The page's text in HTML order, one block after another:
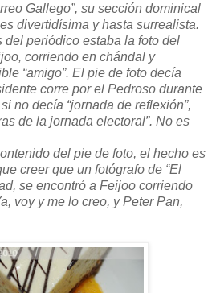
Gallego”, su sección dominical
divertidísima y hasta surrealista.
del periódico estaba la foto del
corriendo en chándal y
“amigo”. El pie de foto decía
corre por el Pedroso durante
no decía “jornada de reflexión”,
de la jornada electoral”. No es
del pie de foto, el hecho es
creer que un fotógrafo de “El
se encontró a Feijoo corriendo
voy y me lo creo, y Peter Pan,